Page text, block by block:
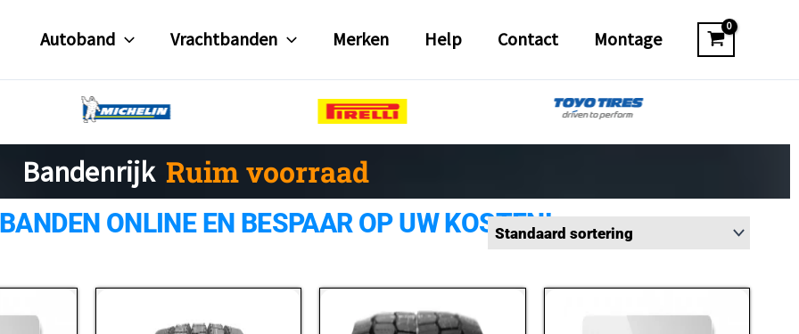
Autoband Vrachtbanden Merken Help Contact Montage
Bandenrijk
Ruim voorraad
Gratis verzending
ONLINE EN BESPAAR OP UW KOSTEN!